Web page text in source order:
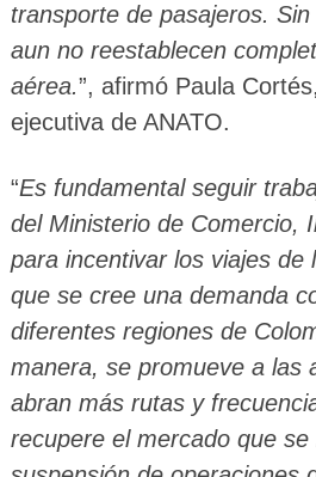
transporte de pasajeros.
aun no reestablecen
aérea.”, afirmó Paula
ejecutiva de ANATO.
“Es fundamental seguir
del Ministerio de Comercio,
para incentivar los viajes de
que se cree una demanda
diferentes regiones de
manera, se promueve a las
abran más rutas y
recupere el mercado que